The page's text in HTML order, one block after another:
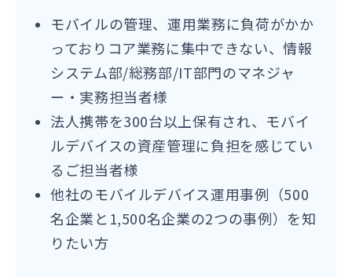
モバイルの管理、運用業務に負荷がかか
っておりコア業務に集中できない、情報
システム部/総務部/IT部門のマネジャ
ー・実務担当者様
法人携帯を300台以上保有され、モバイ
ルデバイスの資産管理に負担を感じてい
るご担当者様
他社のモバイルデバイス運用事例（500
名企業と1,500名企業の2つの事例）を知
りたい方